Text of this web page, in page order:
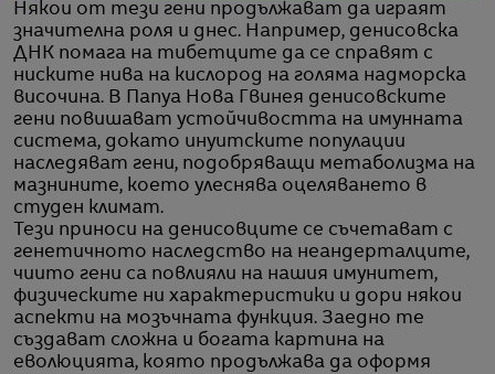
Някои от тези гени продължават да играят
значителна роля и днес. Например, денисовска
ДНК помага на тибетците да се справят с
ниските нива на кислород на голяма надморска
височина. В Папуа Нова Гвинея денисовските
гени повишават устойчивостта на имунната
система, докато инуитските популации
наследяват гени, подобряващи метаболизма на
мазнините, което улеснява оцеляването в
студен климат.
Тези приноси на денисовците се съчетават с
генетичното наследство на неандерталците,
чиито гени са повлияли на нашия имунитет,
физическите ни характеристики и дори някои
аспекти на мозъчната функция. Заедно те
създават сложна и богата картина на
еволюцията, която продължава да оформя